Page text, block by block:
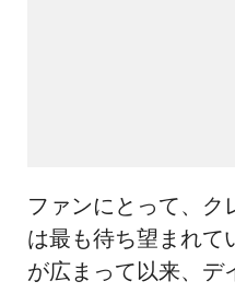
ファンにとって、ク
は最も待ち望まれて
が広まって以来、デ